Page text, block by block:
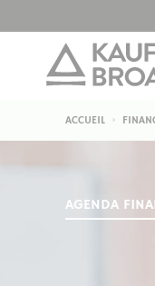
ACCUEIL
AGENDA